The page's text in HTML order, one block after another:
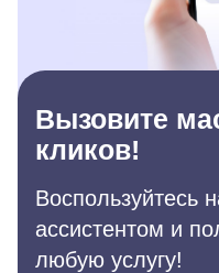
Вызовите
кликов!
Воспользуйтесь
ассистентом и
любую услугу!